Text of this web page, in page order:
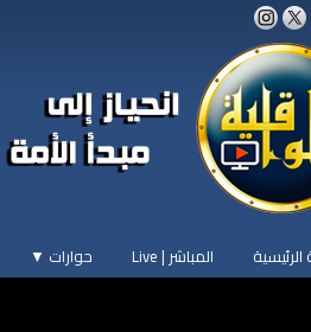
المباشر | Live حوارات ▼